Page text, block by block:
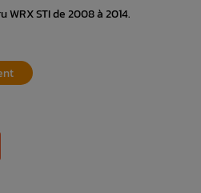
STI de 2008 à 2014.